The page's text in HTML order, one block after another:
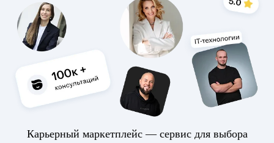
Карьерный маркетплейс — сервис для выбора